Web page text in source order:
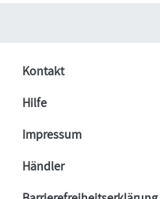
Kontakt
Hilfe
Impressum
Händler